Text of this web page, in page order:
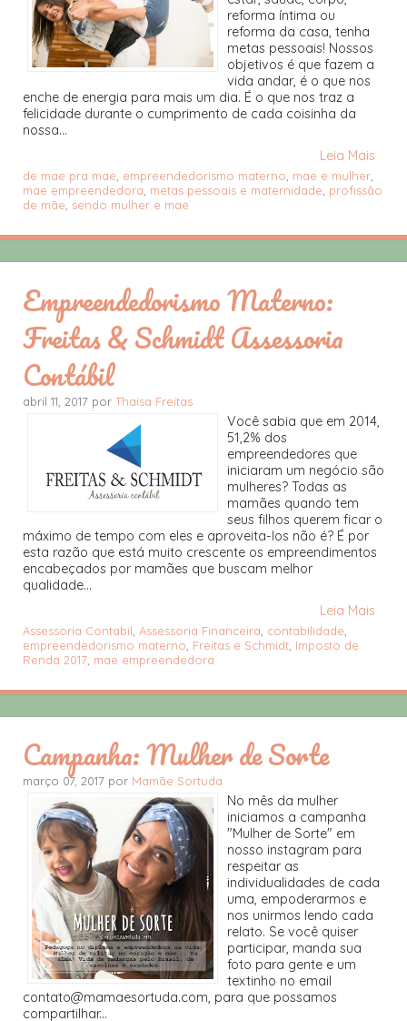
reforma íntima ou
reforma da casa, tenha
metas pessoais! Nossos
objetivos é que fazem a
vida andar, é o que nos
enche de energia para mais um dia. É o que nos traz a
felicidade durante o cumprimento de cada coisinha da
nossa...
Leia Mais
de mae pra mae empreendedorismo materno mae e mulher
mae empreendedora metas pessoais e maternidade profissão
de mãe sendo mulher e mae
Empreendedorismo Materno:
Freitas & Schmidt Assessoria
Contábil
abril 11, 2017 por Thaísa Freitas
Você sabia que em 2014,
51,2% dos
empreendedores que
iniciaram um negócio são
mulheres? Todas as
mamães quando tem
seus filhos querem ficar o
máximo de tempo com eles e aproveita-los não é? É por
esta razão que está muito crescente os empreendimentos
encabeçados por mamães que buscam melhor
qualidade...
Leia Mais
Assessoria Contabil Assessoria Financeira contabilidade
empreendedorismo materno Freitas e Schmidt Imposto de
Renda 2017 mae empreendedora
Campanha: Mulher de Sorte
março 07, 2017 por Mamãe Sortuda
No mês da mulher
iniciamos a campanha
"Mulher de Sorte" em
nosso instagram para
respeitar as
individualidades de cada
uma, empoderarmos e
nos unirmos lendo cada
relato. Se você quiser
participar, manda sua
foto para gente e um
textinho no email
contato@mamaesortuda.com, para que possamos
compartilhar...